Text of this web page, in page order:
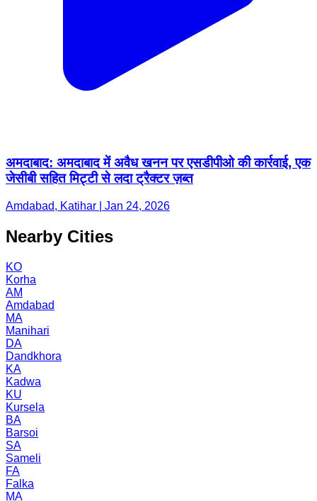
अमदाबाद: अमदाबाद में अवैध खनन पर एसडीपीओ की कार्रवाई, एक
जेसीबी सहित मिट्टी से लदा ट्रैक्टर ज़ब्त
Amdabad, Katihar | Jan 24, 2026
Nearby Cities
KO
Korha
AM
Amdabad
MA
Manihari
DA
Dandkhora
KA
Kadwa
KU
Kursela
BA
Barsoi
SA
Sameli
FA
Falka
MA